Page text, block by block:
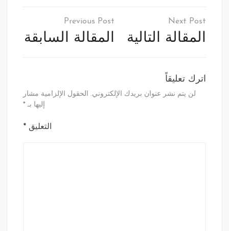
تصفّح
المقالات
المقالة السابقة المقالة التالية
اترك تعليقاً
لن يتم نشر عنوان بريدك الإلكتروني.
الحقول الإلزامية مشار
إليها بـ *
التعليق *